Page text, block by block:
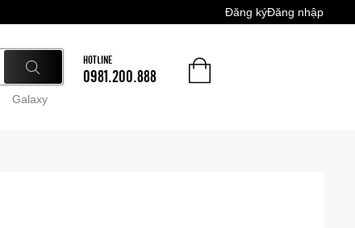
Đăng kýĐăng nhập
Galaxy
HOTLINE
0981.200.888